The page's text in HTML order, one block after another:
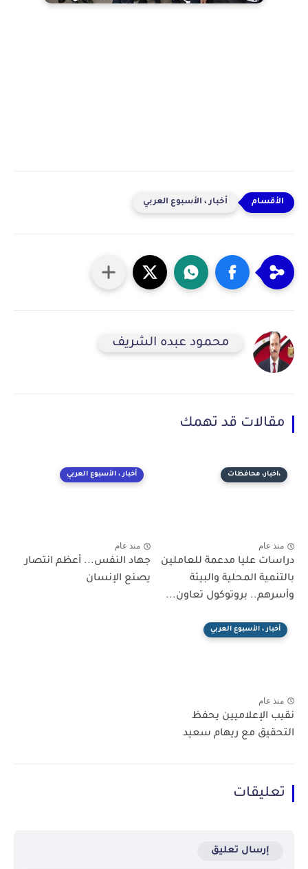
أخبار ، الأسبوع العربي
محمود عبده الشريف
مقالات قد تهمك
،اخبار، محافظات
منذ عام
دراسات عليا مدعمة للعاملين
بالتنمية المحلية والبيئة
وأسرهم.. بروتوكول تعاون...
أخبار ، الأسبوع العربي
منذ عام
جهاد النفس... أعظم انتصار
يصنع الإنسان
أخبار ، الأسبوع العربي
منذ عام
نقيب الإعلاميين يحفظ
التحقيق مع ريهام سعيد
تعليقات
إرسال تعليق